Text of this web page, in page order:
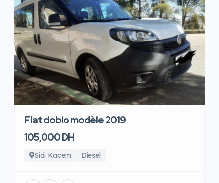
Fiat doblo modèle 2019
105,000 DH
Sidi Kacem Diesel